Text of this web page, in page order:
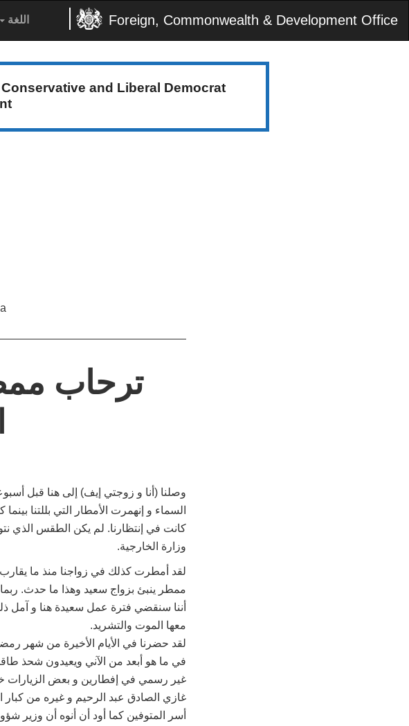
Foreign, Commonwealth & Development Office اللغة
and Liberal Democrat
ترحاب
وصلنا (أنا و زوجتي إيف) إلى هنا قبل
السماء و إنهمرت الأمطار التي بللتنا
كانت في إنتظارنا. لم يكن الطقس الذي
وزارة الخارجية.
ممطر ينبئ بزواج سعيد وهذا ما حدث.
أننا سنقضي فترة عمل سعيدة هنا و آمل
معها الموت والتشريد.
لقد حضرنا في الأيام الأخيرة من شهر
في ما هو أبعد من الآني ويعيدون شحذ
غير رسمي في إفطارين و بعض الزيارات
غازي الصادق عبد الرحيم و غيره من كبار
أسر المتوفين كما أود أن أنوه أن وزير